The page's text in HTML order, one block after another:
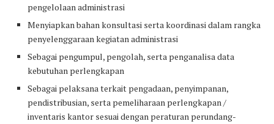
pengelolaan administrasi
Menyiapkan bahan konsultasi serta koordinasi dalam rangka
penyelenggaraan kegiatan administrasi
Sebagai pengumpul, pengolah, serta penganalisa data
kebutuhan perlengkapan
Sebagai pelaksana terkait pengadaan, penyimpanan,
pendistribusian, serta pemeliharaan perlengkapan /
inventaris kantor sesuai dengan peraturan perundang-